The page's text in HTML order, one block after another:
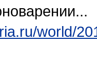
world/